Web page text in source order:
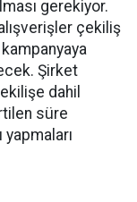
gerekiyor.
çekiliş
Şirket
dahil
süre